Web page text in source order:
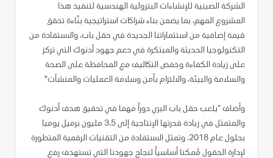
الشركة الصينية للإنشاءات البترولية الهندسية لتنفيذ هذا
المشروع المهم، بما يضمن بناء شراكات استراتيجية بنّاءة تحقق
قيمة إضافية من استثماراتنا الجديدة في حقل باب، والاستفادة من
التكنولوجيا الحديثة والمبتكرة في دعم جهود أدنوك التي تركز
على زيادة الكفاءة وخفض التكاليف مع المحافظة على الصحة
والسلامة والبيئة، والالتزام بأمن وسلامة العمليات والمنشآت"
وأضاف “يلعب حقل باب البري دوراً مهما في تحقيق هدف أدنوك
والمتمثل في زيادة قدرتها الإنتاجية إلى 3.5 مليون برميل يوميا
بحلول عام 2018. وتمثل الاستفادة من التقنيات الرقمية المتطورة
لإدارة الحقول مُمكنا أساسياً لنجاح جهودنا التي تستهدف رفع